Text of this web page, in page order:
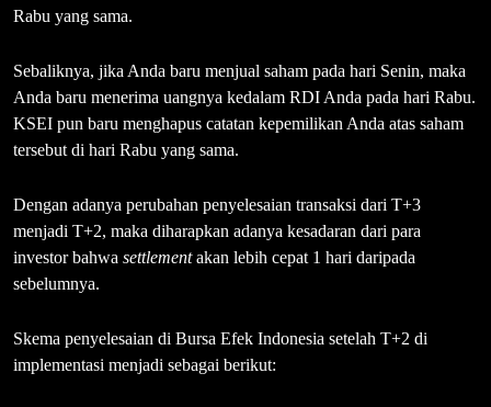
Rabu yang sama.
Sebaliknya, jika Anda baru menjual saham pada hari Senin, maka
Anda baru menerima uangnya kedalam RDI Anda pada hari Rabu.
KSEI pun baru menghapus catatan kepemilikan Anda atas saham
tersebut di hari Rabu yang sama.
Dengan adanya perubahan penyelesaian transaksi dari T+3
menjadi T+2, maka diharapkan adanya kesadaran dari para
investor bahwa settlementakan lebih cepat 1 hari daripada
sebelumnya.
Skema penyelesaian di Bursa Efek Indonesia setelah T+2 di
implementasi menjadi sebagai berikut: